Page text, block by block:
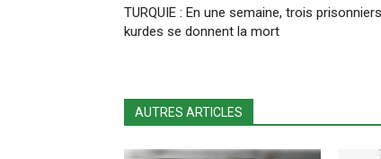
TURQUIE : En une semaine, trois prisonniers
kurdes se donnent la mort
AUTRES ARTICLES